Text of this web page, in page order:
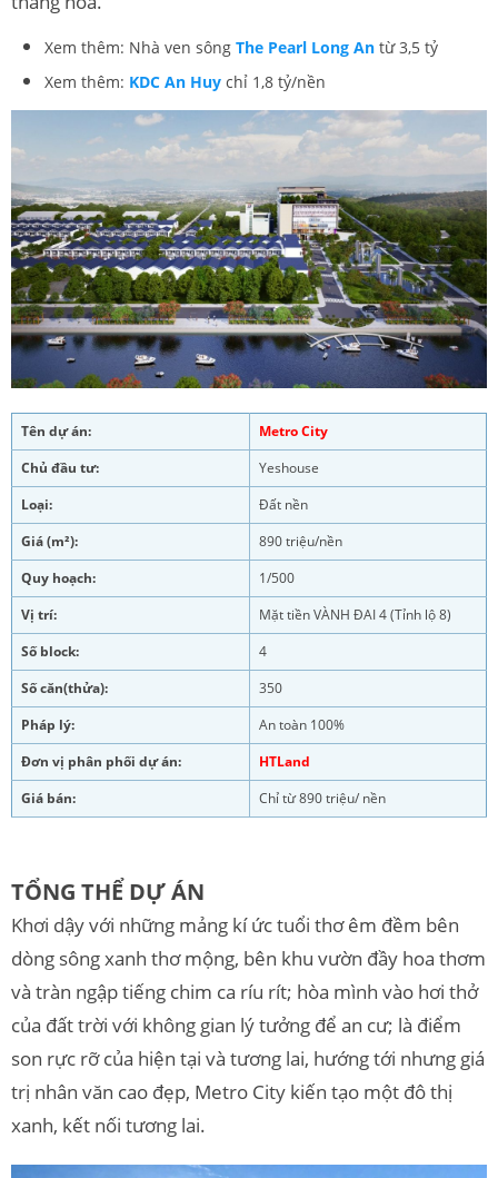
Xem thêm: Nhà ven sông The Pearl Long An từ 3,5 tỷ
Xem thêm: KDC An Huy chỉ 1,8 tỷ/nền
Tên dự án:
Metro City
Chủ đầu tư:
Yeshouse
Loại:
Đất nền
Giá (m²):
890 triệu/nền
Quy hoạch:
1/500
Vị trí:
Mặt tiền VÀNH ĐAI 4 (Tỉnh lộ 8)
Số block:
4
Số căn(thửa):
350
Pháp lý:
An toàn 100%
Đơn vị phân phối dự án:
HTLand
Giá bán:
Chỉ từ 890 triệu/ nền
TỔNG THỂ DỰ ÁN
Khơi dậy với những mảng kí ức tuổi thơ êm đềm bên
dòng sông xanh thơ mộng, bên khu vườn đầy hoa thơm
và tràn ngập tiếng chim ca ríu rít; hòa mình vào hơi thở
của đất trời với không gian lý tưởng để an cư; là điểm
son rực rỡ của hiện tại và tương lai, hướng tới nhưng giá
trị nhân văn cao đẹp, Metro City kiến tạo một đô thị
xanh, kết nối tương lai.